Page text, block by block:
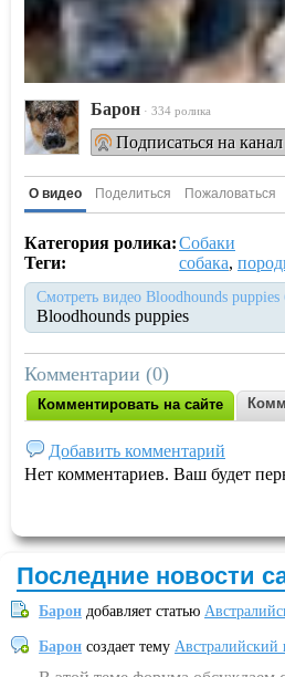
Барон · 334 ролика
Подписаться на канал
О видео Поделиться Пожаловаться
Категория ролика:Собаки
Теги:
собака,
Смотреть видео Bloodhounds puppies
Bloodhounds puppies
Комментарии (0)
Комментировать на сайте
Добавить комментарий
Нет комментариев. Ваш будет
Последние новости
Барон добавляет статью
Барон создает тему Австралийский